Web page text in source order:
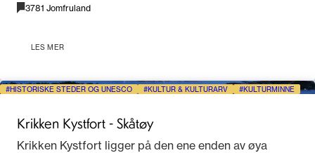
3781 Jomfruland
LES MER
HISTORISKE STEDER OG UNESCO KULTUR & KULTURARV KULTURMINNE
Krikken Kystfort - Skåtøy
Krikken Kystfort ligger på den ene enden av øya